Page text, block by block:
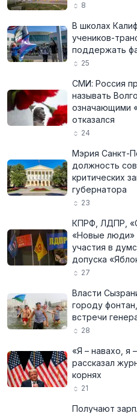
8
В школах
учеников-
поддержать
25
СМИ: Россия
называть
означающими
отказался
24
Мэрия Санкт-
должность
критических
губернатора
23
КПРФ, ЛДПР,
«Новые люди»
участия в
допуска
27
Власти
городу
встречи
28
«Я – навахо, я
рассказал
корнях
21
Получают